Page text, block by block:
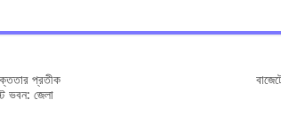
প্রতীক
ভবন: জেলা